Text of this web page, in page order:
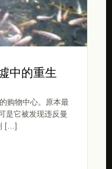
中的重生
购物中心。原本最
是它被发现违反曼
[…]